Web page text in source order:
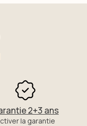
2+3 ans
la garantie